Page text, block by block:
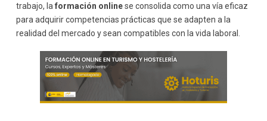
Revenue management y control de ingresos
Cursos online de higiene, seguridad y
sostenibilidad
alimentaria
Sostenibilidad en hostelería
Cómo elegir entre los mejores cursos online de
hostelería
trabajo, la formación onlinese consolida como una vía eficaz
para adquirir competencias prácticas que se adapten a la
realidad del mercado y sean compatibles con la vida laboral.